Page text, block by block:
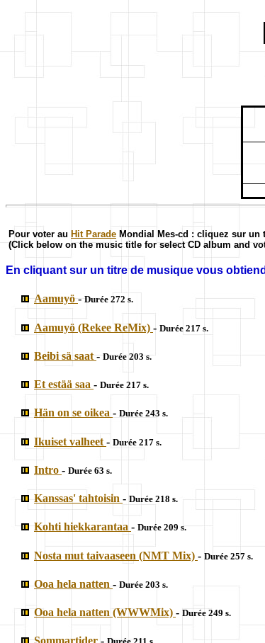
Pour voter au Hit Parade Mondial Mes-cd : cliquez sur
(Click below on the music title for select CD album and
En cliquant sur un titre de musique vous
Aamuyö - Durée 272 s.
Aamuyö (Rekee ReMix) - Durée 217 s.
Beibi sä saat - Durée 203 s.
Et estää saa - Durée 217 s.
Hän on se oikea - Durée 243 s.
Ikuiset valheet - Durée 217 s.
Intro - Durée 63 s.
Kanssas' tahtoisin - Durée 218 s.
Kohti hiekkarantaa - Durée 209 s.
Nosta mut taivaaseen (NMT Mix) - Durée 257 s.
Ooa hela natten - Durée 203 s.
Ooa hela natten (WWWMix) - Durée 249 s.